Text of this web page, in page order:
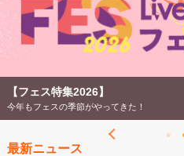
【フェス特集2026】
今年もフェスの季節がやってきた！
最新ニュース